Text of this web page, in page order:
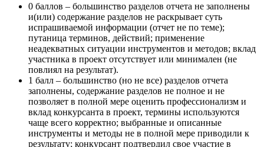
0 баллов – большинство разделов отчета не заполнены
и(или) содержание разделов не раскрывает суть
испрашиваемой информации (отчет не по теме);
путаница терминов, действий; применение
неадекватных ситуации инструментов и методов; вклад
участника в проект отсутствует или минимален (не
повлиял на результат).
1 балл – большинство (но не все) разделов отчета
заполнены, содержание разделов не полное и не
позволяет в полной мере оценить профессионализм и
вклад конкурсанта в проект, термины используются
чаще всего корректно; выбранные и описанные
инструменты и методы не в полной мере приводили к
результату; конкурсант подтвердил свое участие в